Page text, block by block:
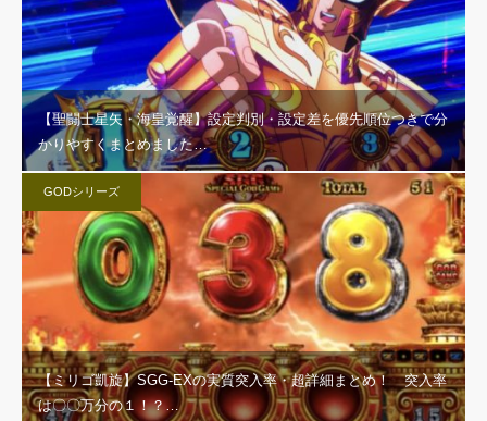
【聖闘士星矢・海皇覚醒】設定判別・設定差を優先順位つきで分
かりやすくまとめました…
GODシリーズ
【ミリゴ凱旋】SGG-EXの実質突入率・超詳細まとめ！ 突入率
は〇〇万分の１！？…